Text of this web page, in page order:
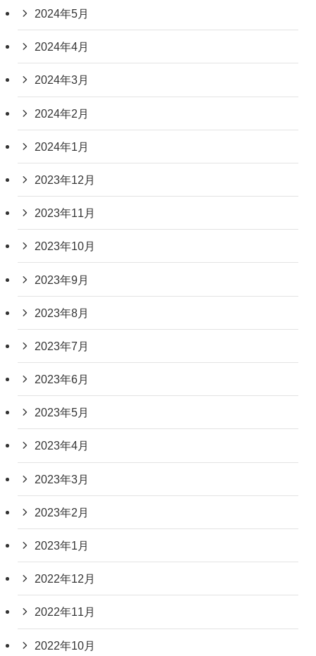
2024年5月
2024年4月
2024年3月
2024年2月
2024年1月
2023年12月
2023年11月
2023年10月
2023年9月
2023年8月
2023年7月
2023年6月
2023年5月
2023年4月
2023年3月
2023年2月
2023年1月
2022年12月
2022年11月
2022年10月